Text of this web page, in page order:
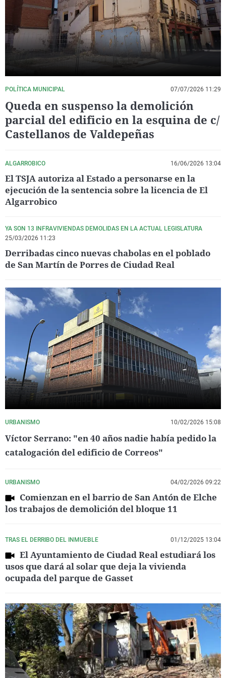
La rosa de los vientos
Gente viajera
Como el perro y el
Caso
Retornados
Equipo de
Operación Viuda
Extremadura
Galicia
La Rioja
Navarra
País Vasco
Virales
Televisión
Elecciones
POLÍTICA MUNICIPAL 07/07/2026 11:29
Queda en suspenso la demolición
parcial del edificio en la esquina de c/
Castellanos de Valdepeñas
ALGARROBICO 16/06/2026 13:04
El TSJA autoriza al Estado a personarse en la
ejecución de la sentencia sobre la licencia de El
Algarrobico
YA SON 13 INFRAVIVIENDAS DEMOLIDAS EN LA ACTUAL LEGISLATURA
25/03/2026 11:23
Derribadas cinco nuevas chabolas en el poblado
de San Martín de Porres de Ciudad Real
URBANISMO 10/02/2026 15:08
Víctor Serrano: "en 40 años nadie había pedido la
catalogación del edificio de Correos"
URBANISMO 04/02/2026 09:22
Comienzan en el barrio de San Antón de Elche
los trabajos de demolición del bloque 11
TRAS EL DERRIBO DEL INMUEBLE 01/12/2025 13:04
El Ayuntamiento de Ciudad Real estudiará los
usos que dará al solar que deja la vivienda
ocupada del parque de Gasset